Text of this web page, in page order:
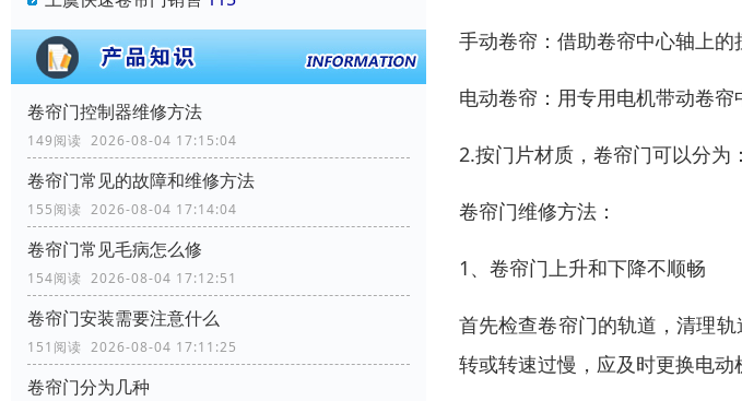
卷帘门控制器维修方法
149阅读 2026-08-04 17:15:04
卷帘门常见的故障和维修方法
155阅读 2026-08-04 17:14:04
卷帘门常见毛病怎么修
154阅读 2026-08-04 17:12:51
卷帘门安装需要注意什么
151阅读 2026-08-04 17:11:25
卷帘门分为几种
手动卷帘：借助卷帘中心轴上的
电动卷帘：用专用电机带动卷
2.按门片材质，卷帘门可以分为
卷帘门维修方法：
1、卷帘门上升和下降不顺畅
首先检查卷帘门的轨道，清理
转或转速过慢，应及时更换电动